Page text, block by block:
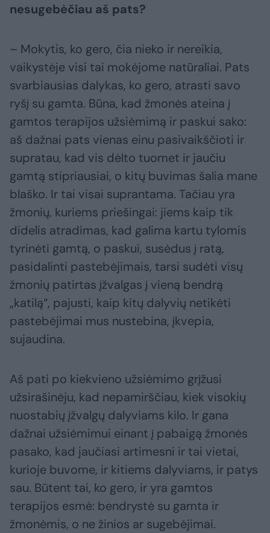
nesugebėčiau aš pats?
– Mokytis, ko gero, čia nieko ir nereikia,
vaikystėje visi tai mokėjome natūraliai. Pats
svarbiausias dalykas, ko gero, atrasti savo
ryšį su gamta. Būna, kad žmonės ateina į
gamtos terapijos užsiėmimą ir paskui sako:
aš dažnai pats vienas einu pasivaikščioti ir
supratau, kad vis dėlto tuomet ir jaučiu
gamtą stipriausiai, o kitų buvimas šalia mane
blaško. Ir tai visai suprantama. Tačiau yra
žmonių, kuriems priešingai: jiems kaip tik
didelis atradimas, kad galima kartu tylomis
tyrinėti gamtą, o paskui, susėdus į ratą,
pasidalinti pastebėjimais, tarsi sudėti visų
žmonių patirtas įžvalgas į vieną bendrą
„katilą“, pajusti, kaip kitų dalyvių netikėti
pastebėjimai mus nustebina, įkvepia,
sujaudina.
Aš pati po kiekvieno užsiėmimo grįžusi
užsirašinėju, kad nepamirščiau, kiek visokių
nuostabių įžvalgų dalyviams kilo. Ir gana
dažnai užsiėmimui einant į pabaigą žmonės
pasako, kad jaučiasi artimesni ir tai vietai,
kurioje buvome, ir kitiems dalyviams, ir patys
sau. Būtent tai, ko gero, ir yra gamtos
terapijos esmė: bendrystė su gamta ir
žmonėmis, o ne žinios ar sugebėjimai.